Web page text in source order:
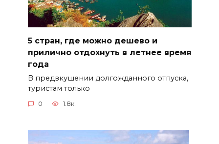
5 стран, где можно дешево и
прилично отдохнуть в летнее время
года
В предвкушении долгожданного отпуска,
туристам только
0 1.8к.